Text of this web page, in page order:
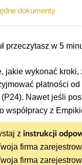
dokumenty
przeczytasz w 5
jakie wykonać kroki,
płatności
Nawet jeśli
współpracy z
z instrukcji
firma
firma